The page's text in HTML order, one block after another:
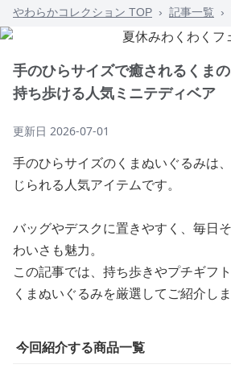
やわらかコレクション TOP › 記事一覧 ›
手のひらサイズで癒されるくま
持ち歩ける人気ミニテディベア
更新日 2026-07-01
手のひらサイズのくまぬいぐるみは
じられる人気アイテムです。
バッグやデスクに置きやすく、毎日
わいさも魅力。
この記事では、持ち歩きやプチギフ
くまぬいぐるみを厳選してご紹介しま
今回紹介する商品一覧